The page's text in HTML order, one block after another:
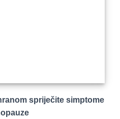
spriječite simptome